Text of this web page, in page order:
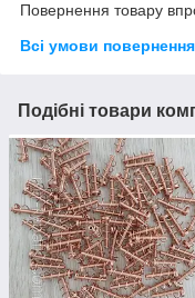
Повернення товару
Всі умови повернення
Подібні товари